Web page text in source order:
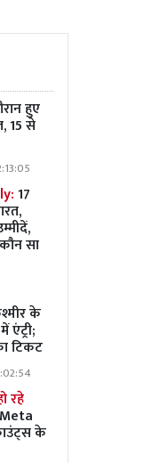
हुए
15 से
17
सा
के
टिकट
रहे
Meta
के